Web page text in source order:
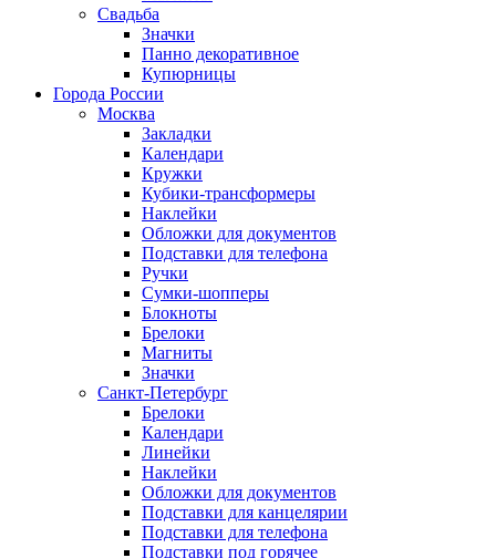
Свадьба
Значки
Панно декоративное
Купюрницы
Города России
Москва
Закладки
Календари
Кружки
Кубики-трансформеры
Наклейки
Обложки для документов
Подставки для телефона
Ручки
Сумки-шопперы
Блокноты
Брелоки
Магниты
Значки
Санкт-Петербург
Брелоки
Календари
Линейки
Наклейки
Обложки для документов
Подставки для канцелярии
Подставки для телефона
Подставки под горячее